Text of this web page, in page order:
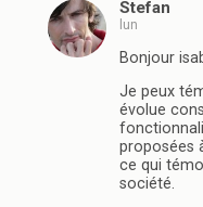
Stefan
lun
Bonjour
Je peux
évolue
proposées
ce qui
société.